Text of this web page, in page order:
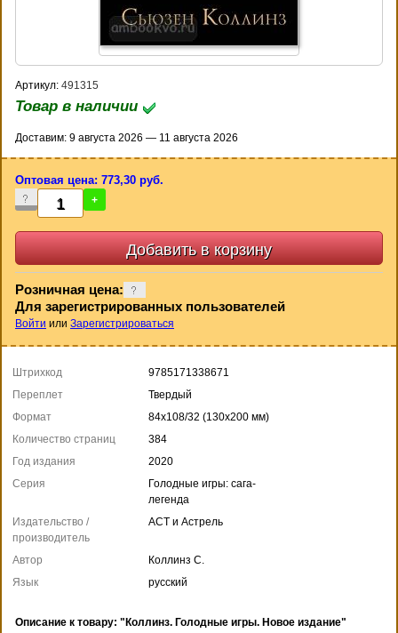
Артикул: 491315
Товар в наличии
Доставим: 9 августа 2026 — 11 августа 2026
Оптовая цена: 773,30 руб.
- +
Розничная цена:
Для зарегистрированных пользователей
Войти или Зарегистрироваться
Штрихкод
9785171338671
Переплет
Твердый
Формат
84x108/32 (130x200 мм)
Количество страниц
384
Год издания
2020
Серия
Голодные игры: сага-
легенда
Издательство /
производитель
АСТ и Астрель
Автор
Коллинз С.
Язык
русский
Описание к товару: "Коллинз. Голодные игры. Новое издание"